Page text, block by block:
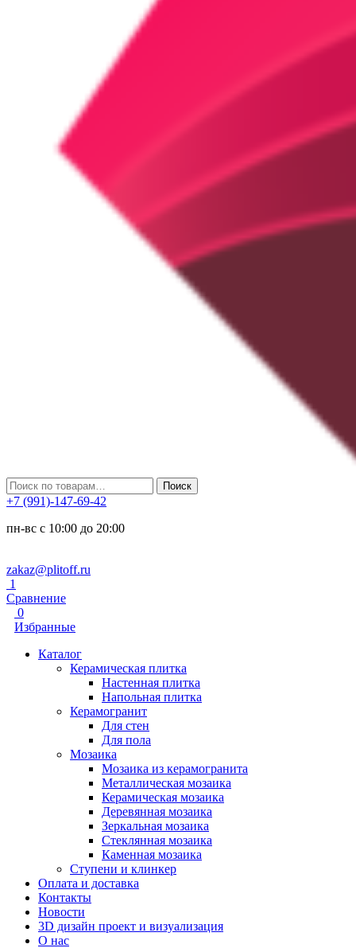
Искать: Поиск
+7 (991)-147-69-42
пн-вс с 10:00 до 20:00
zakaz@plitoff.ru
1
Сравнение
0
Избранные
Каталог
Керамическая плитка
Настенная плитка
Напольная плитка
Керамогранит
Для стен
Для пола
Мозаика
Мозаика из керамогранита
Металлическая мозаика
Керамическая мозаика
Деревянная мозаика
Зеркальная мозаика
Стеклянная мозаика
Каменная мозаика
Ступени и клинкер
Оплата и доставка
Контакты
Новости
3D дизайн проект и визуализация
О нас